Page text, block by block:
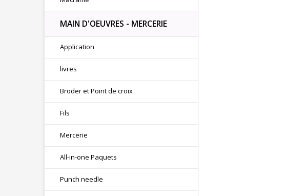
MAIN D'OEUVRES - MERCERIE
Application
livres
Broder et Point de croix
Fils
Mercerie
All-in-one Paquets
Punch needle